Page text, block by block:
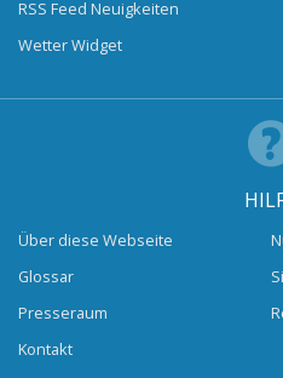
RSS Feed Neuigkeiten
Wetter Widget
Über diese Webseite
Glossar
Presseraum
Kontakt